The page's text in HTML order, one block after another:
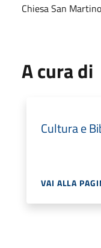
Chiesa San Martino
A cura di
Cultura e
VAI ALLA